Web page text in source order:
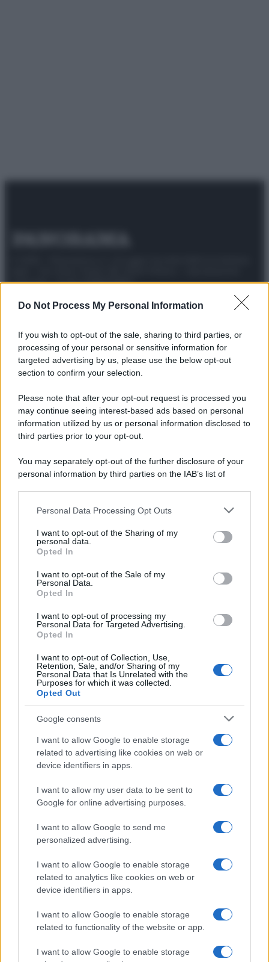
Do Not Process My Personal Information
If you wish to opt-out of the sale, sharing to third parties, or
processing of your personal or sensitive information for
targeted advertising by us, please use the below opt-out
section to confirm your selection.
Please note that after your opt-out request is processed you
may continue seeing interest-based ads based on personal
information utilized by us or personal information disclosed to
third parties prior to your opt-out.
You may separately opt-out of the further disclosure of your
personal information by third parties on the IAB’s list of
This information may also be disclosed by us to third parties
disclose it to other third parties.
Please note that this website/app uses one or more Google
services and may gather and store information including but
not limited to your visit or usage behaviour. You may click to
grant or deny consent to Google and its third-party tags to
consent section.
Personal Data Processing Opt Outs
I want to opt-out of the Sharing of my
personal data.
Opted In
I want to opt-out of the Sale of my
Personal Data.
Opted In
I want to opt-out of processing my
Personal Data for Targeted Advertising.
Opted In
I want to opt-out of Collection, Use,
Retention, Sale, and/or Sharing of my
Personal Data that Is Unrelated with the
Purposes for which it was collected.
Opted Out
Google consents
I want to allow Google to enable storage
related to advertising like cookies on web or
device identifiers in apps.
I want to allow my user data to be sent to
Google for online advertising purposes.
I want to allow Google to send me
personalized advertising.
I want to allow Google to enable storage
related to analytics like cookies on web or
device identifiers in apps.
I want to allow Google to enable storage
related to functionality of the website or app.
I want to allow Google to enable storage
riservata – P.IVA 10518230965
Attualità Lifestyle ModaVideoPodcastAbbonati
Preferenze Privacy Privacy Policy Note legali